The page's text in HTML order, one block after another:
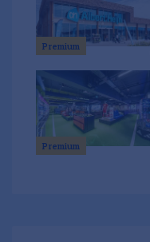
Premium
Premium